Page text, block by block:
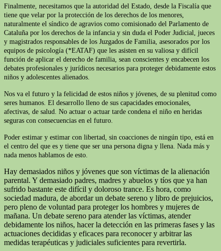
Finalmente, necesitamos que la autoridad del Estado, desde la Fiscalía que
tiene que velar por la protección de los derechos de los menores,
naturalmente el síndico de agravios como comisionado del Parlamento de
Cataluña por los derechos de la infancia y sin duda el Poder Judicial, jueces
y magistrados responsables de los Juzgados de Familia, asesorados por los
equipos de psicología (*EATAF) que les asisten en su valiosa y difícil
función de aplicar el derecho de familia, sean conscientes y encabecen los
debates profesionales y jurídicos necesarios para proteger debidamente estos
niños y adolescentes alienados.
Nos va el futuro y la felicidad de estos niños y jóvenes, de su plenitud como
seres humanos. El desarrollo lleno de sus capacidades emocionales,
afectivas, de salud. No actuar o actuar tarde condena el niño en heridas
seguras con consecuencias en el futuro.
Poder estimar y estimar con libertad, sin coacciones de ningún tipo, está en
el centro del que es y tiene que ser una persona digna y llena. Nada más y
nada menos hablamos de esto.
Hay demasiados niños y jóvenes que son víctimas de la alienación
parental. Y demasiado padres, madres y abuelos y tíos que ya han
sufrido bastante este difícil y doloroso trance. Es hora, como
sociedad madura, de abordar un debate sereno y libro de prejuicios,
pero pleno de voluntad para proteger los hombres y mujeres de
mañana. Un debate sereno para atender las víctimas, atender
debidamente los niños, hacer la detección en las primeras fases y las
actuaciones decididas y eficaces para reconocer y arbitrar las
medidas terapéuticas y judiciales suficientes para revertirla.